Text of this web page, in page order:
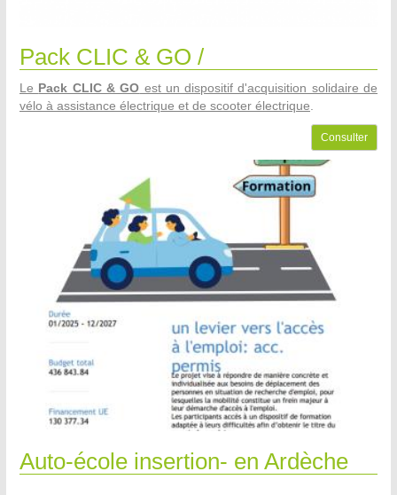
Pack CLIC & GO /
Le Pack CLIC & GO est un dispositif d'acquisition solidaire de
vélo à assistance électrique et de scooter électrique
Consulter
Auto-école insertion- en Ardèche